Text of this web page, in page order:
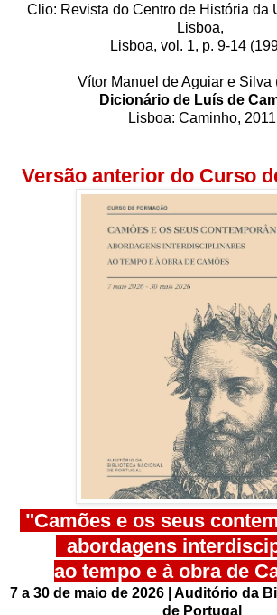
Clio: Revista do Centro de História da
Lisboa,
Lisboa, vol. 1, p. 9-14
Vítor Manuel de Aguiar e Silva
Dicionário de Luís de
Lisboa: Caminho, 2011
Versão anterior do Curso
"Camões e os seus
abordagens
ao tempo e à obra de
7 a 30 de maio de 2026 | Auditório da
de Portugal